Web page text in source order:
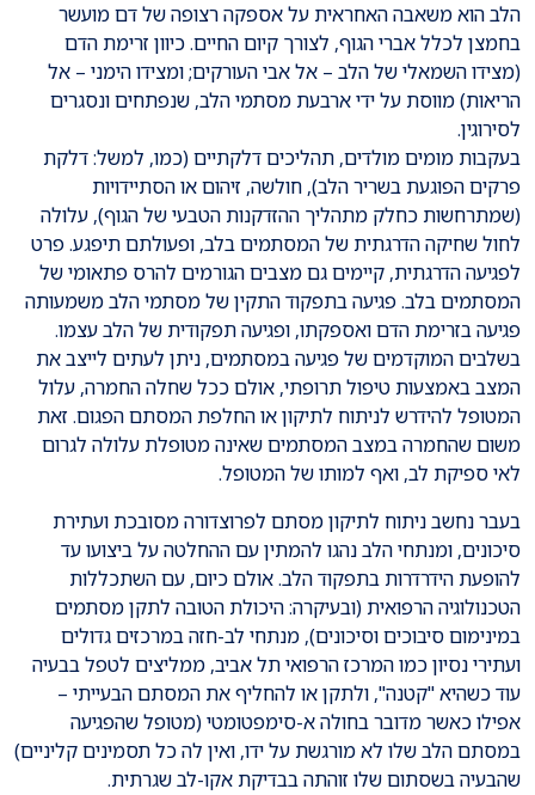
הלב הוא משאבה האחראית על אספקה רצופה של דם מועשר
בחמצן לכלל אברי הגוף, לצורך קיום החיים. כיוון זרימת הדם
(מצידו השמאלי של הלב – אל אבי העורקים; ומצידו הימני – אל
הריאות) מווסת על ידי ארבעת מסתמי הלב, שנפתחים ונסגרים
לסירוגין.
בעקבות מומים מולדים, תהליכים דלקתיים (כמו, למשל: דלקת
פרקים הפוגעת בשריר הלב), חולשה, זיהום או הסתיידויות
(שמתרחשות כחלק מתהליך ההזדקנות הטבעי של הגוף), עלולה
לחול שחיקה הדרגתית של המסתמים בלב, ופעולתם תיפגע. פרט
לפגיעה הדרגתית, קיימים גם מצבים הגורמים להרס פתאומי של
המסתמים בלב. פגיעה בתפקוד התקין של מסתמי הלב משמעותה
פגיעה בזרימת הדם ואספקתו, ופגיעה תפקודית של הלב עצמו.
בשלבים המוקדמים של פגיעה במסתמים, ניתן לעתים לייצב את
המצב באמצעות טיפול תרופתי, אולם ככל שחלה החמרה, עלול
המטופל להידרש לניתוח לתיקון או החלפת המסתם הפגום. זאת
משום שהחמרה במצב המסתמים שאינה מטופלת עלולה לגרום
לאי ספיקת לב, ואף למותו של המטופל.
בעבר נחשב ניתוח לתיקון מסתם לפרוצדורה מסובכת ועתירת
סיכונים, ומנתחי הלב נהגו להמתין עם ההחלטה על ביצועו עד
להופעת הידרדרות בתפקוד הלב. אולם כיום, עם השתכללות
הטכנולוגיה הרפואית (ובעיקרה: היכולת הטובה לתקן מסתמים
במינימום סיבוכים וסיכונים), מנתחי לב-חזה במרכזים גדולים
ועתירי נסיון כמו המרכז הרפואי תל אביב, ממליצים לטפל בבעיה
עוד כשהיא "קטנה", ולתקן או להחליף את המסתם הבעייתי –
אפילו כאשר מדובר בחולה א-סימפטומטי (מטופל שהפגיעה
במסתם הלב שלו לא מורגשת על ידו, ואין לה כל תסמינים קליניים)
שהבעיה בשסתום שלו זוהתה בבדיקת אקו-לב שגרתית.